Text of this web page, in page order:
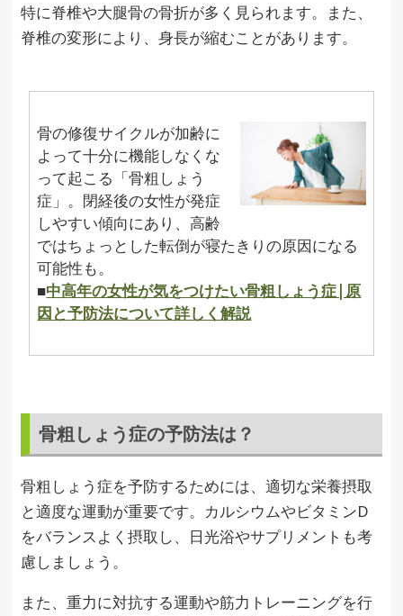
特に脊椎や大腿骨の骨折が多く見られます。また、
脊椎の変形により、身長が縮むことがあります。
骨の修復サイクルが加齢に
よって十分に機能しなくな
って起こる「骨粗しょう
症」。閉経後の女性が発症
しやすい傾向にあり、高齢
ではちょっとした転倒が寝たきりの原因になる
可能性も。
■中高年の女性が気をつけたい骨粗しょう症|原
因と予防法について詳しく解説
骨粗しょう症の予防法は？
骨粗しょう症を予防するためには、適切な栄養摂取
と適度な運動が重要です。カルシウムやビタミンD
をバランスよく摂取し、日光浴やサプリメントも考
慮しましょう。
また、重力に対抗する運動や筋力トレーニングを行